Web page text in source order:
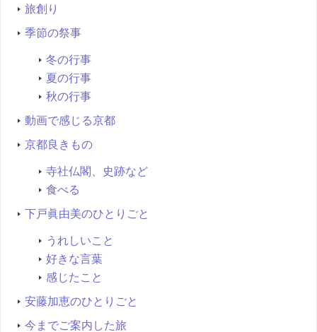
旅創り
季節の祭事
冬の行事
夏の行事
秋の行事
動画で感じる京都
京都良きもの
寺社仏閣、史跡など
食べる
下戸眞由美のひとりごと
うれしいこと
好きな言葉
感じたこと
安藤加恵のひとりごと
今までご案内した旅